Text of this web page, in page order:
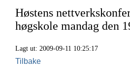
Høstens
høgskole mandag den
Lagt ut: 2009-09-11 10:25:17
Tilbake